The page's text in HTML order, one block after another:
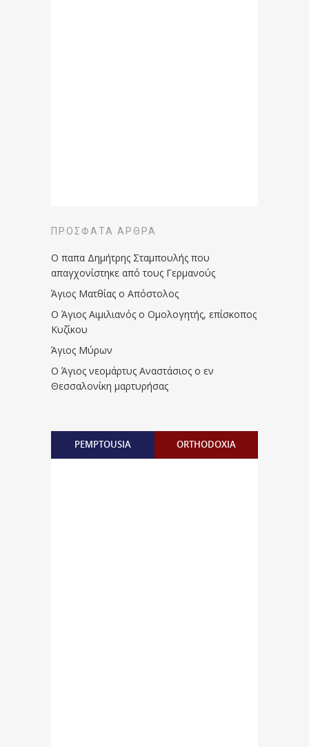
ΠΡΌΣΦΑΤΑ ΆΡΘΡΑ
Ο παπα Δημήτρης Σταμπουλής που
απαγχονίστηκε από τους Γερμανούς
Άγιος Ματθίας ο Απόστολος
Ο Άγιος Αιμιλιανός ο Ομολογητής, επίσκοπος
Κυζίκου
Άγιος Μύρων
Ο Άγιος νεομάρτυς Αναστάσιος ο εν
Θεσσαλονίκη μαρτυρήσας
PEMPTOUSIA ORTHODOXIA